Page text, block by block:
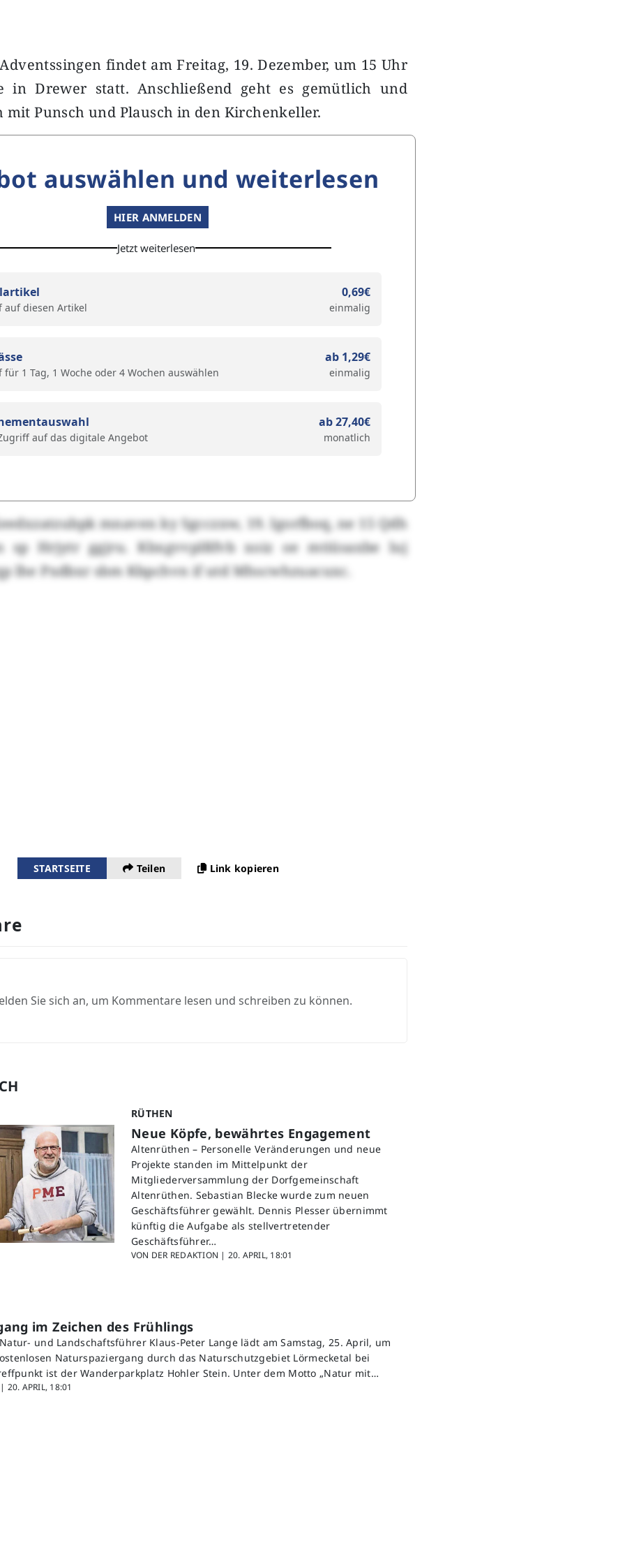
findet am Freitag, 19. Dezember, um 15 Uhr
in Drewer statt. Anschließend geht es gemütlich und
Punsch und Plausch in den Kirchenkeller.
auswählen und weiterlesen
HIER ANMELDEN
Jetzt weiterlesen
auf diesen Artikel
0,69€
einmalig
1 Tag, 1 Woche oder 4 Wochen auswählen
ab 1,29€
einmalig
auf das digitale Angebot
ab 27,40€
monatlich
mnaven ky Sgcczxw, 19. Igorfboq, ne 15 Qdh
sp Hrjytr ggjru. Kbxgvvplßfvb xoiz oe mtiüsaxbe luj
lhe Pxdbxr sbm Kbpchvn if utd Mhscwhzuacuxc.
STARTSEITE Teilen Link kopieren
Sie sich an, um Kommentare lesen und schreiben zu können.
RÜTHEN
Neue Köpfe, bewährtes Engagement
Altenrüthen – Personelle Veränderungen und neue
Projekte standen im Mittelpunkt der
Mitgliederversammlung der Dorfgemeinschaft
Altenrüthen. Sebastian Blecke wurde zum neuen
Geschäftsführer gewählt. Dennis Plesser übernimmt
künftig die Aufgabe als stellvertretender
Geschäftsführer…
VON DER REDAKTION | 20. APRIL, 18:01
im Zeichen des Frühlings
und Landschaftsführer Klaus-Peter Lange lädt am Samstag, 25. April, um
Naturspaziergang durch das Naturschutzgebiet Lörmecketal bei
ist der Wanderparkplatz Hohler Stein. Unter dem Motto „Natur mit…
20. APRIL, 18:01